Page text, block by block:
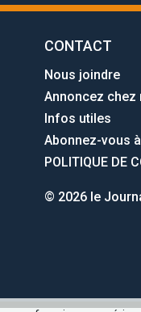
CONTACT
Nous joindre
Annoncez chez
Infos utiles
Abonnez-vous
POLITIQUE DE
© 2026 le